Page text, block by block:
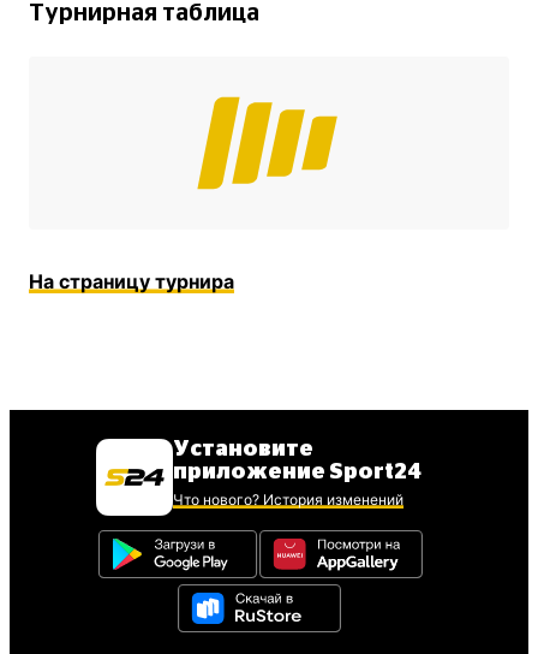
Турнирная таблица
На страницу турнира
Установите
приложение Sport24
Что нового? История изменений